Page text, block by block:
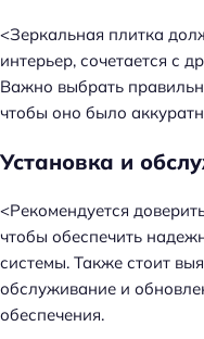
<Зеркальная плитка
интерьер, сочетается с
Важно выбрать
чтобы оно было
Установка и
<Рекомендуется
чтобы обеспечить
системы. Также стоит
обслуживание и
обеспечения.